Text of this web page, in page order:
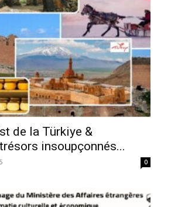
de la Türkiye &
insoupçonnés...
0